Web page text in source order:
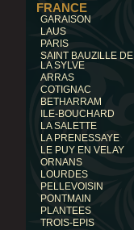
FRANCE
GARAISON
LAUS
PARIS
SAINT BAUZILLE DE
LA SYLVE
ARRAS
COTIGNAC
BETHARRAM
ILE-BOUCHARD
LA SALETTE
LA PRENESSAYE
LE PUY EN VELAY
ORNANS
LOURDES
PELLEVOISIN
PONTMAIN
PLANTEES
TROIS-EPIS